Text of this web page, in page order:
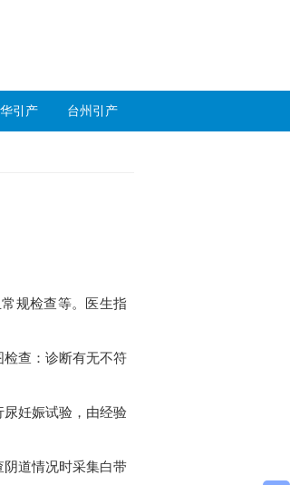
引产 台州引产
规检查等。医生指
查：诊断有无不符
妊娠试验，由经验
道情况时采集白带